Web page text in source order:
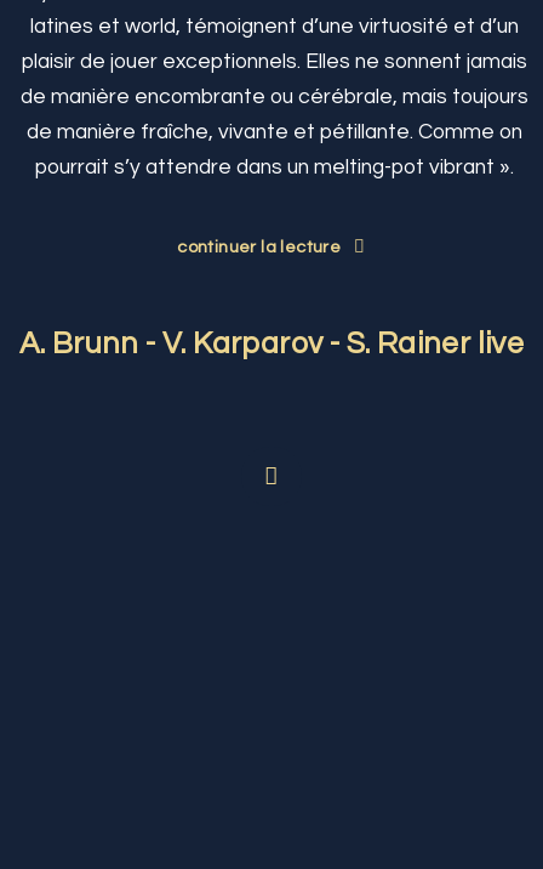
latines et world, témoignent d’une virtuosité et d’un
plaisir de jouer exceptionnels. Elles ne sonnent jamais
de manière encombrante ou cérébrale, mais toujours
de manière fraîche, vivante et pétillante. Comme on
pourrait s’y attendre dans un melting-pot vibrant ».
continuer la lecture
A. Brunn - V. Karparov - S. Rainer live